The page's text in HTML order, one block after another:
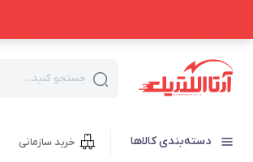
جستجو کنید...
دسته‌بندی کالاها خرید سازمانی